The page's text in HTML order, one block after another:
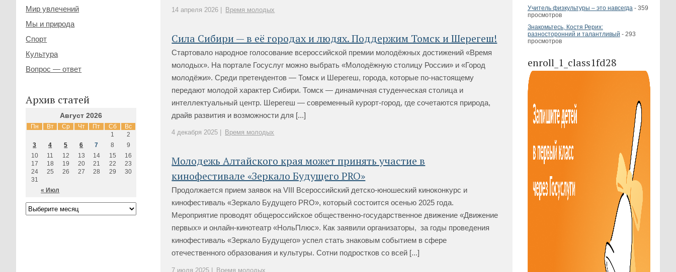
Учитель физкультуры – это навсегда- 359
просмотров
Знакомьтесь, Костя Рерих:
разносторонний и талантливый - 293
просмотров
enroll_1_class1fd28
14 апреля 2026 | Время молодых
Сила Сибири — в её городах и людях. Поддержим Томск и Шерегеш!
Стартовало народное голосование всероссийской премии молодёжных достижений «Время
молодых». На портале Госуслуг можно выбрать «Молодёжную столицу России» и «Город
молодёжи». Среди претендентов — Томск и Шерегеш, города, которые по-настоящему
передают молодой характер Сибири. Томск — динамичная студенческая столица и
интеллектуальный центр. Шерегеш — современный курорт-город, где сочетаются природа,
драйв развития и возможности для [...]
4 декабря 2025 | Время молодых
Молодежь Алтайского края может принять участие в
кинофестивале «Зеркало Будущего PRO»
Продолжается прием заявок на VIII Всероссийский детско-юношеский киноконкурс и
кинофестиваль «Зеркало Будущего PRO», который состоится осенью 2025 года.
Мероприятие проводят общероссийское общественно-государственное движение «Движение
первых» и онлайн-кинотеатр «НольПлюс». Как заявили организаторы, за годы проведения
кинофестиваль «Зеркало Будущего» успел стать знаковым событием в сфере
отечественного образования и культуры. Сотни подростков со всей [...]
7 июля 2025 | Время молодых
Мир увлечений
Мы и природа
Спорт
Культура
Вопрос — ответ
Архив статей
Август 2026
Пн Вт Ср Чт Пт Сб Вс
« Июл
1
2
3
4 5 6 7 8
9
10
11 12 13 14 15
16
17
18 19 20 21 22
23
24
25 26 27 28 29
30
31